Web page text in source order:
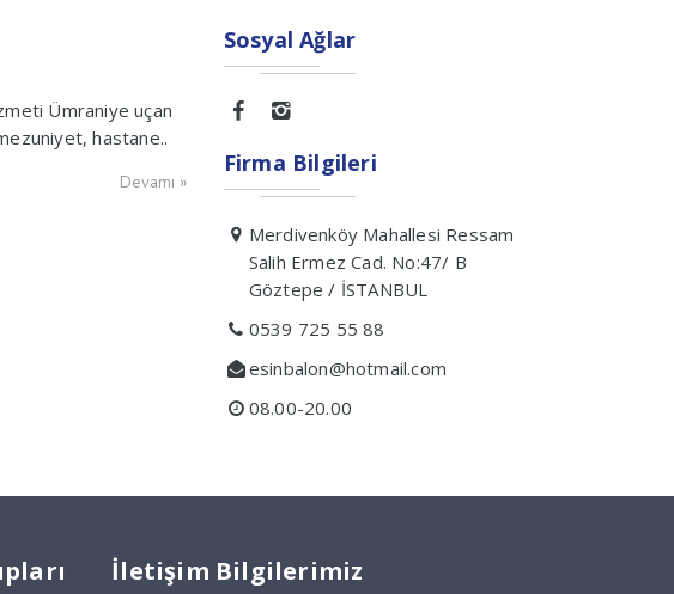
Ümraniye uçan
hastane..
Devamı »
Sosyal Ağlar
Firma Bilgileri
Merdivenköy Mahallesi Ressam
Salih Ermez Cad. No:47/ B
Göztepe / İSTANBUL
0539 725 55 88
esinbalon@hotmail.com
08.00-20.00
İletişim Bilgilerimiz